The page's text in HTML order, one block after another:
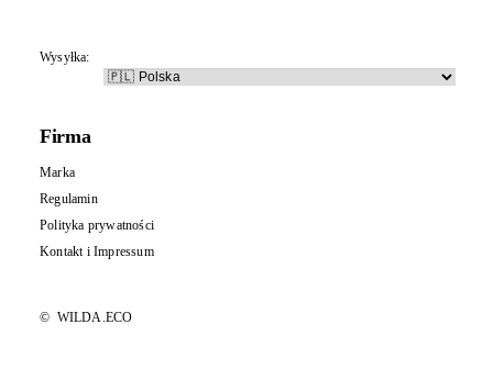
Wysyłka:
Firma
Marka
Regulamin
Polityka prywatności
KontaktiImpressum
© WILDA.ECO